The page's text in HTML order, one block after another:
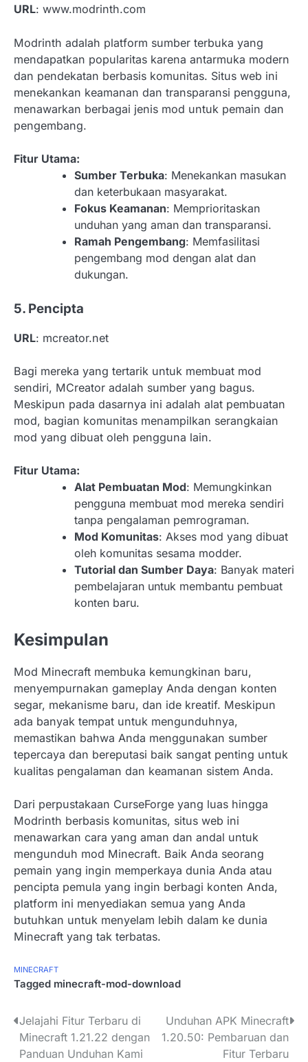
URL: www.modrinth.com
Modrinth adalah platform sumber terbuka yang
mendapatkan popularitas karena antarmuka modern
dan pendekatan berbasis komunitas. Situs web ini
menekankan keamanan dan transparansi pengguna,
menawarkan berbagai jenis mod untuk pemain dan
pengembang.
Fitur Utama:
Sumber Terbuka: Menekankan masukan
dan keterbukaan masyarakat.
Fokus Keamanan: Memprioritaskan
unduhan yang aman dan transparansi.
Ramah Pengembang: Memfasilitasi
pengembang mod dengan alat dan
dukungan.
5. Pencipta
URL: mcreator.net
Bagi mereka yang tertarik untuk membuat mod
sendiri, MCreator adalah sumber yang bagus.
Meskipun pada dasarnya ini adalah alat pembuatan
mod, bagian komunitas menampilkan serangkaian
mod yang dibuat oleh pengguna lain.
Fitur Utama:
Alat Pembuatan Mod: Memungkinkan
pengguna membuat mod mereka sendiri
tanpa pengalaman pemrograman.
Mod Komunitas: Akses mod yang dibuat
oleh komunitas sesama modder.
Tutorial dan Sumber Daya: Banyak materi
pembelajaran untuk membantu pembuat
konten baru.
Kesimpulan
Mod Minecraft membuka kemungkinan baru,
menyempurnakan gameplay Anda dengan konten
segar, mekanisme baru, dan ide kreatif. Meskipun
ada banyak tempat untuk mengunduhnya,
memastikan bahwa Anda menggunakan sumber
tepercaya dan bereputasi baik sangat penting untuk
kualitas pengalaman dan keamanan sistem Anda.
Dari perpustakaan CurseForge yang luas hingga
Modrinth berbasis komunitas, situs web ini
menawarkan cara yang aman dan andal untuk
mengunduh mod Minecraft. Baik Anda seorang
pemain yang ingin memperkaya dunia Anda atau
pencipta pemula yang ingin berbagi konten Anda,
platform ini menyediakan semua yang Anda
butuhkan untuk menyelam lebih dalam ke dunia
Minecraft yang tak terbatas.
MINECRAFT
Tagged minecraft-mod-download
P
o
Jelajahi Fitur Terbaru di
Minecraft 1.21.22 dengan
Panduan Unduhan Kami
Unduhan APK Minecraft
1.20.50: Pembaruan dan
Fitur Terbaru